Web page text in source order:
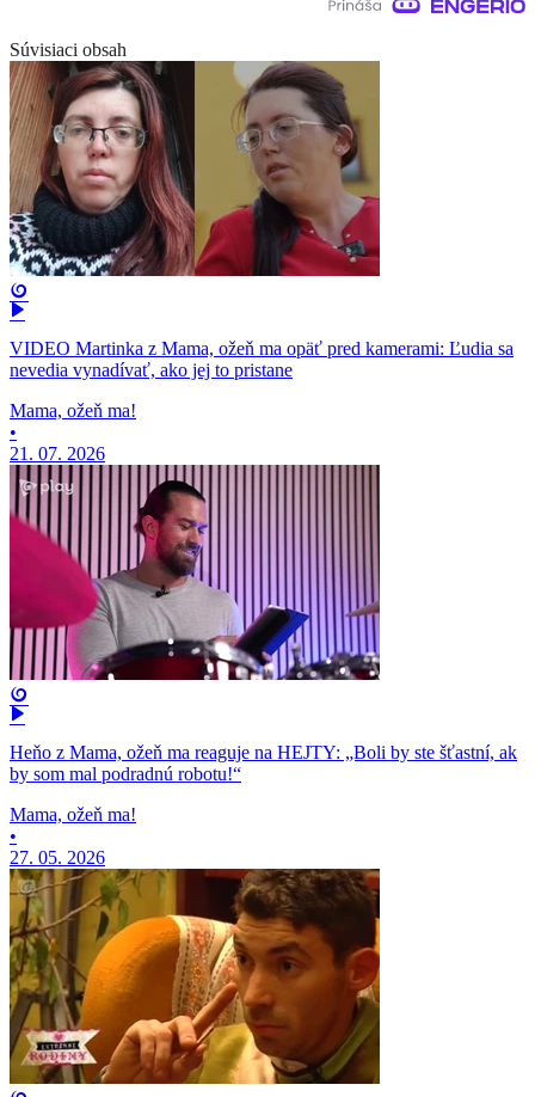
Súvisiaci obsah
VIDEO Martinka z Mama, ožeň ma opäť pred kamerami: Ľudia sa
nevedia vynadívať, ako jej to pristane
Mama, ožeň ma!
•
21. 07. 2026
Heňo z Mama, ožeň ma reaguje na HEJTY: „Boli by ste šťastní, ak
by som mal podradnú robotu!“
Mama, ožeň ma!
•
27. 05. 2026